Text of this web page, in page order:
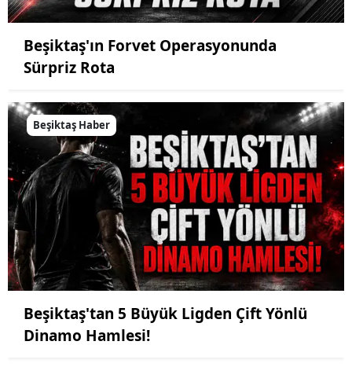
Beşiktaş'ın Forvet Operasyonunda
Sürpriz Rota
Beşiktaş Haber
Beşiktaş'tan 5 Büyük Ligden Çift Yönlü
Dinamo Hamlesi!